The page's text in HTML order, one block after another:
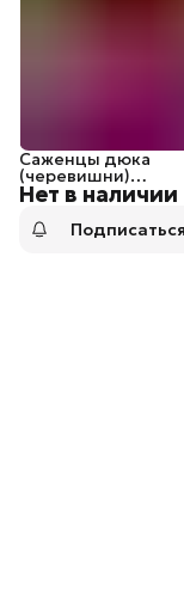
Нет в наличии
Саженцы дюка
(черевишни)
Превосходная
Веньяминова
Подписаться